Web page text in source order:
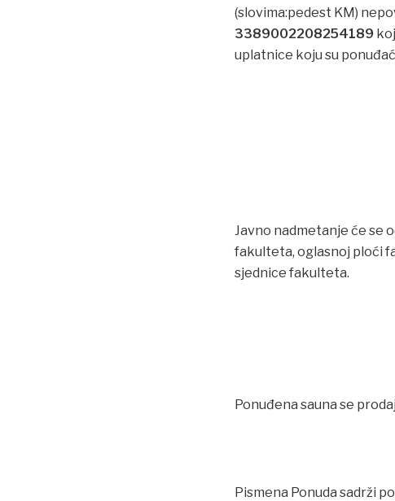
(slovima:pedest KM)
3389002208254189
uplatnice koju su
Javno nadmetanje će se
fakulteta, oglasnoj ploći
sjednice fakulteta.
Ponuđena sauna se
Pismena Ponuda sadrži